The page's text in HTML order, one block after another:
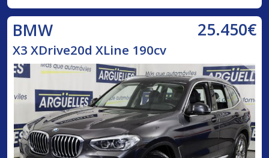
BMW 25.450€
X3 XDrive20d XLine 190cv